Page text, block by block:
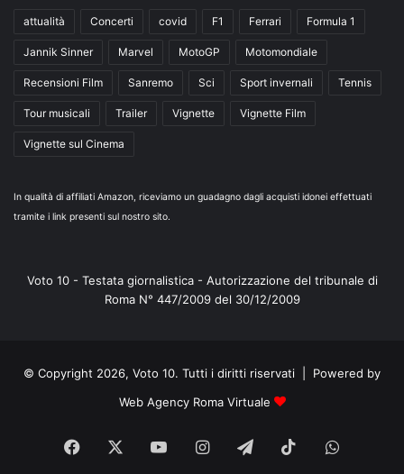
attualità Concerti covid F1 Ferrari Formula 1
Jannik Sinner Marvel MotoGP Motomondiale
Recensioni Film Sanremo Sci Sport invernali Tennis
Tour musicali Trailer Vignette Vignette Film
Vignette sul Cinema
In qualità di affiliati Amazon, riceviamo un guadagno dagli acquisti idonei effettuati
tramite i link presenti sul nostro sito.
Voto 10 - Testata giornalistica - Autorizzazione del tribunale di
Roma N° 447/2009 del 30/12/2009
© Copyright 2026, Voto 10. Tutti i diritti riservati | Powered by
Web Agency Roma Virtuale
Facebook You Instagram
TelegramTikTok